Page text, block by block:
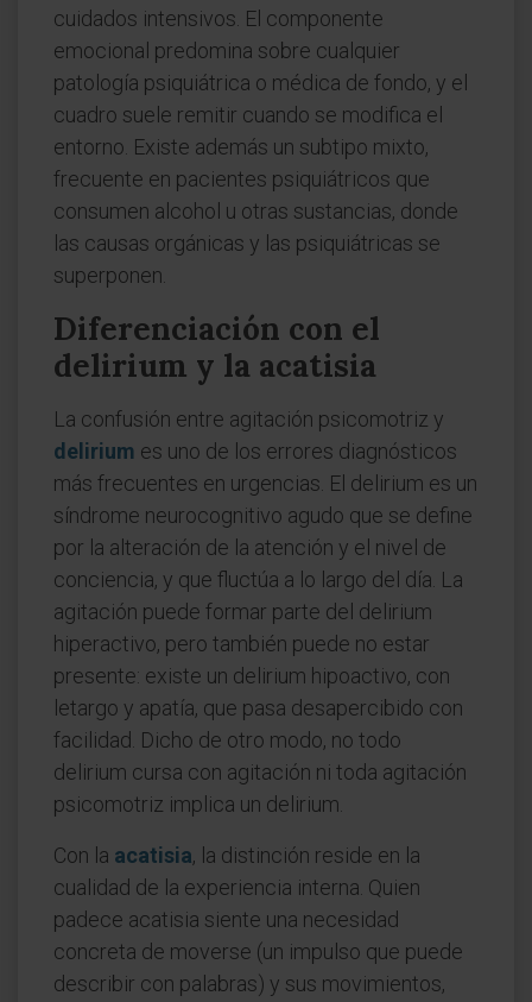
cuidados intensivos. El componente
emocional predomina sobre cualquier
patología psiquiátrica o médica de fondo, y el
cuadro suele remitir cuando se modifica el
entorno. Existe además un subtipo mixto,
frecuente en pacientes psiquiátricos que
consumen alcohol u otras sustancias, donde
las causas orgánicas y las psiquiátricas se
superponen.
Diferenciación con el
delirium y la acatisia
La confusión entre agitación psicomotriz y
delirium es uno de los errores diagnósticos
más frecuentes en urgencias. El delirium es un
síndrome neurocognitivo agudo que se define
por la alteración de la atención y el nivel de
conciencia, y que fluctúa a lo largo del día. La
agitación puede formar parte del delirium
hiperactivo, pero también puede no estar
presente: existe un delirium hipoactivo, con
letargo y apatía, que pasa desapercibido con
facilidad. Dicho de otro modo, no todo
delirium cursa con agitación ni toda agitación
psicomotriz implica un delirium.
Con la acatisia, la distinción reside en la
cualidad de la experiencia interna. Quien
padece acatisia siente una necesidad
concreta de moverse (un impulso que puede
describir con palabras) y sus movimientos,